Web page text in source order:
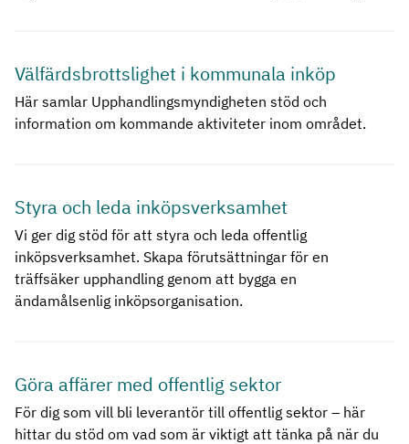
Välfärdsbrottslighet i kommunala inköp
Här samlar Upphandlingsmyndigheten stöd och
information om kommande aktiviteter inom området.
Styra och leda inköpsverksamhet
Vi ger dig stöd för att styra och leda offentlig
inköpsverksamhet. Skapa förutsättningar för en
träffsäker upphandling genom att bygga en
ändamålsenlig inköpsorganisation.
Göra affärer med offentlig sektor
För dig som vill bli leverantör till offentlig sektor – här
hittar du stöd om vad som är viktigt att tänka på när du